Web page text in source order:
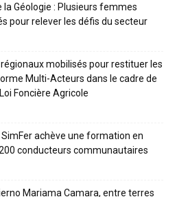
la Géologie : Plusieurs femmes
pour relever les défis du secteur
mobilisés pour restituer les
Multi-Acteurs dans le cadre de
Foncière Agricole
achève une formation en
conducteurs communautaires
Mariama Camara, entre terres